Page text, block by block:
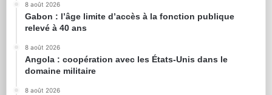
8 août 2026
Gabon : l’âge limite d’accès à la fonction publique
relevé à 40 ans
8 août 2026
Angola : coopération avec les États-Unis dans le
domaine militaire
8 août 2026